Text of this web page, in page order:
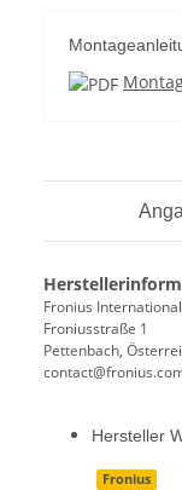
Fronius
Froniusstraße 1
Pettenbach,
Hersteller
Fronius